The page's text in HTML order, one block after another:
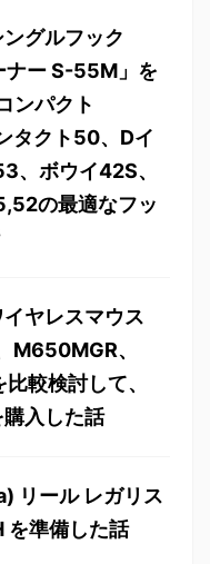
ングルフック
ナー S-55M」を
ンパクト
タクト50、Dイ
、ボウイ42S、
の最適なフッ
ヤレスマウス
M650MGR、
較検討して、
入した話
リール レガリス
準備した話